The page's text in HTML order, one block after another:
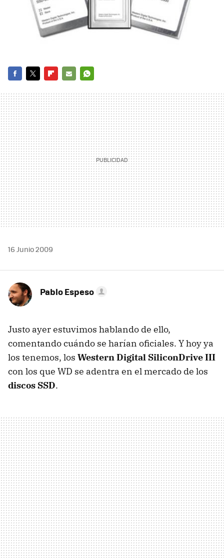
MAIL
16 Junio 2009
Pablo Espeso
Justo ayer estuvimos hablando de ello,
comentando cuándo se harían oficiales. Y hoy ya
los tenemos, los Western Digital SiliconDrive III
con los que WD se adentra en el mercado de los
discos SSD.